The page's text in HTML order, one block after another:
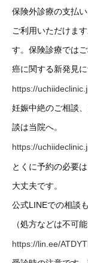
保険外診療の支払
ご利用いただけま
す。保険診療では
癌に関する新発見
https://
妊娠中絶のご相談
談は当院へ。
https://
とくに予約の必要
大丈夫です。
公式LINEでの相談
（処方などは不可能
https://lin.ee/